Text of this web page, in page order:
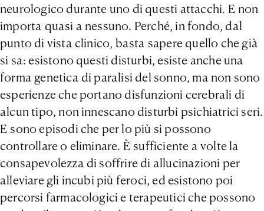
neurologico durante uno di questi attacchi. E non
importa quasi a nessuno. Perché, in fondo, dal
punto di vista clinico, basta sapere quello che già
si sa: esistono questi disturbi, esiste anche una
forma genetica di paralisi del sonno, ma non sono
esperienze che portano disfunzioni cerebrali di
alcun tipo, non innescano disturbi psichiatrici seri.
E sono episodi che per lo più si possono
controllare o eliminare. È sufficiente a volte la
consapevolezza di soffrire di allucinazioni per
alleviare gli incubi più feroci, ed esistono poi
percorsi farmacologici e terapeutici che possono